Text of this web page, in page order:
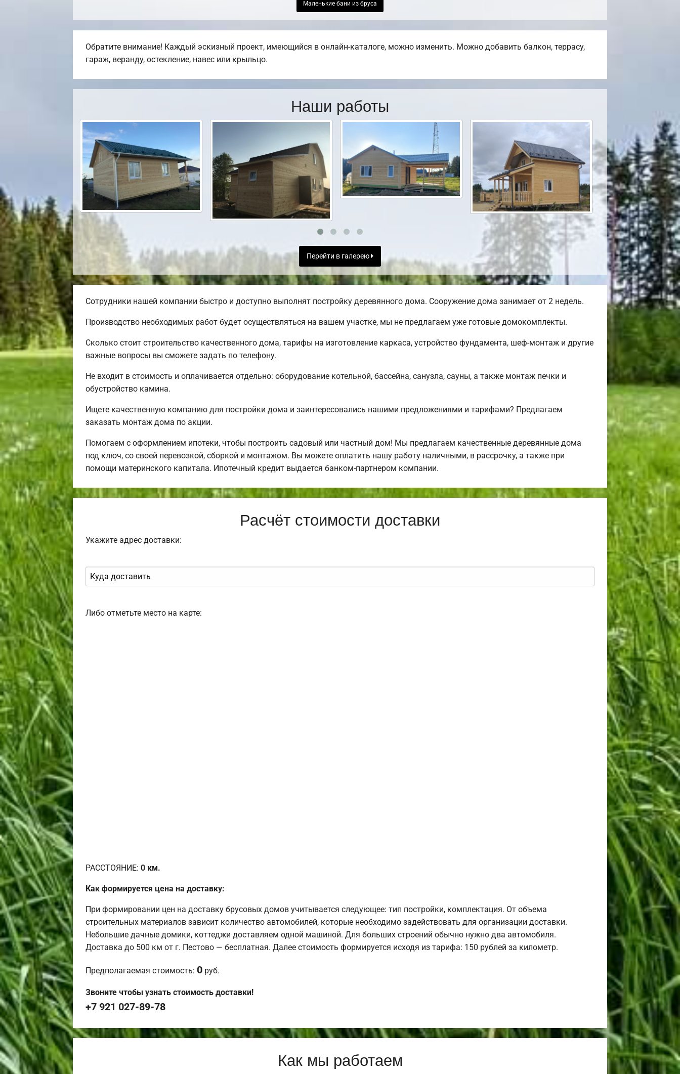
Маленькие бани из бруса
Обратите внимание! Каждый эскизный проект, имеющийся в онлайн-каталоге, можно изменить. Можно добавить балкон, террасу,
гараж, веранду, остекление, навес или крыльцо.
Наши работы
Перейти в галерею
Сотрудники нашей компании быстро и доступно выполнят постройку деревянного дома. Сооружение дома занимает от 2 недель.
Производство необходимых работ будет осуществляться на вашем участке, мы не предлагаем уже готовые домокомплекты.
Сколько стоит строительство качественного дома, тарифы на изготовление каркаса, устройство фундамента, шеф-монтаж и другие
важные вопросы вы сможете задать по телефону.
Не входит в стоимость и оплачивается отдельно: оборудование котельной, бассейна, санузла, сауны, а также монтаж печки и
обустройство камина.
Ищете качественную компанию для постройки дома и заинтересовались нашими предложениями и тарифами? Предлагаем
заказать монтаж дома по акции.
Помогаем с оформлением ипотеки, чтобы построить садовый или частный дом! Мы предлагаем качественные деревянные дома
под ключ, со своей перевозкой, сборкой и монтажом. Вы можете оплатить нашу работу наличными, в рассрочку, а также при
помощи материнского капитала. Ипотечный кредит выдается банком-партнером компании.
Расчёт стоимости доставки
Укажите адрес доставки:
Либо отметьте место на карте:
РАССТОЯНИЕ: 0 км.
Как формируется цена на доставку:
При формировании цен на доставку брусовых домов учитывается следующее: тип постройки, комплектация. От объема
строительных материалов зависит количество автомобилей, которые необходимо задействовать для организации доставки.
Небольшие дачные домики, коттеджи доставляем одной машиной. Для больших строений обычно нужно два автомобиля.
Доставка до 500 км от г. Пестово — бесплатная. Далее стоимость формируется исходя из тарифа: 150 рублей за километр.
Предполагаемая стоимость: 0 руб.
Звоните чтобы узнать стоимость доставки!
+7 921 027-89-78
Как мы работаем